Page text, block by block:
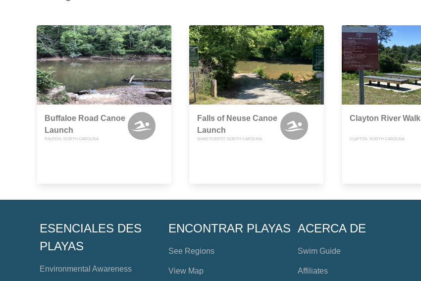
Buffaloe Road Canoe
Launch
RALEIGH, NORTH CAROLINA
Falls of Neuse Canoe
Launch
WAKE FOREST, NORTH CAROLINA
Clayton River Walk
CLAYTON, NORTH CAROLINA
ESENCIALES DES
PLAYAS
Environmental Awareness
ENCONTRAR PLAYAS
See Regions
View Map
ACERCA DE
Swim Guide
Affiliates